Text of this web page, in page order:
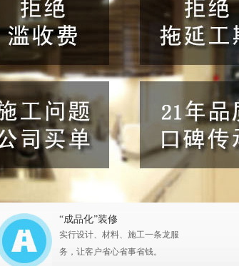
“成品化”装修
实行设计、材料、施工一条龙服
务，让客户省心省事省钱。